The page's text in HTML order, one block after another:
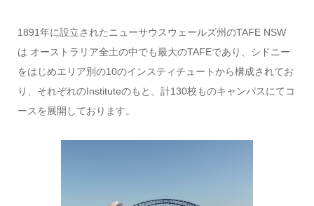
1891年に設立されたニューサウスウェールズ州のTAFE NSW
は オーストラリア全土の中でも最大のTAFEであり、シドニー
をはじめエリア別の10のインスティチュートから構成されてお
り、それぞれのInstituteのもと、計130校ものキャンパスにてコ
ースを展開しております。